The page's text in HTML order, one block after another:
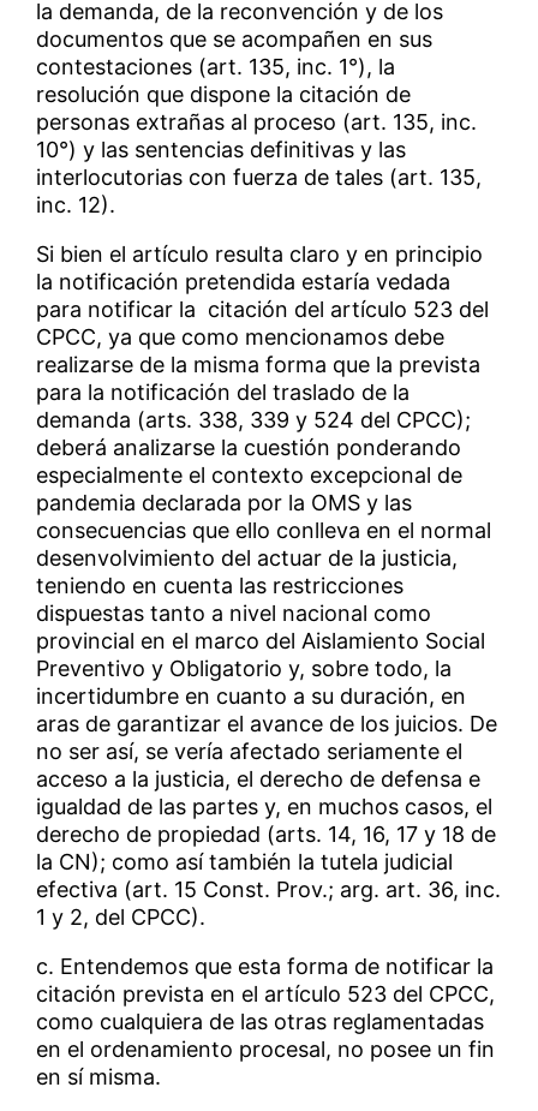
la demanda, de la reconvención y de los
documentos que se acompañen en sus
contestaciones (art. 135, inc. 1°), la
resolución que dispone la citación de
personas extrañas al proceso (art. 135, inc.
10°) y las sentencias definitivas y las
interlocutorias con fuerza de tales (art. 135,
inc. 12).
Si bien el artículo resulta claro y en principio
la notificación pretendida estaría vedada
para notificar la citación del artículo 523 del
CPCC, ya que como mencionamos debe
realizarse de la misma forma que la prevista
para la notificación del traslado de la
demanda (arts. 338, 339 y 524 del CPCC);
deberá analizarse la cuestión ponderando
especialmente el contexto excepcional de
pandemia declarada por la OMS y las
consecuencias que ello conlleva en el normal
desenvolvimiento del actuar de la justicia,
teniendo en cuenta las restricciones
dispuestas tanto a nivel nacional como
provincial en el marco del Aislamiento Social
Preventivo y Obligatorio y, sobre todo, la
incertidumbre en cuanto a su duración, en
aras de garantizar el avance de los juicios. De
no ser así, se vería afectado seriamente el
acceso a la justicia, el derecho de defensa e
igualdad de las partes y, en muchos casos, el
derecho de propiedad (arts. 14, 16, 17 y 18 de
la CN); como así también la tutela judicial
efectiva (art. 15 Const. Prov.; arg. art. 36, inc.
1 y 2, del CPCC).
c. Entendemos que esta forma de notificar la
citación prevista en el artículo 523 del CPCC,
como cualquiera de las otras reglamentadas
en el ordenamiento procesal, no posee un fin
en sí misma.